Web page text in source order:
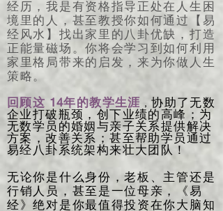
经历，我是有资格指导正处在人生困
境里的人，甚至教授你如何通过【易
经风水】找出家里的八卦优缺，打造
正能量磁场。你将会学习到如何利用
家里格局带来的启发，来为你做人生
策略。​
回顾这 14年的教学生涯 ，协助了无数
企业打破瓶颈，创下业绩的高峰；为
无数学员的婚姻与亲子关系提供解决
方案，改善关系；甚至帮助学员通过
易经八卦系统架构来壮大团队！
无论你是什么身份，老板、主管还是
行销人员，甚至是一位母亲，《易
经》绝对是你最值得投资在你大脑知